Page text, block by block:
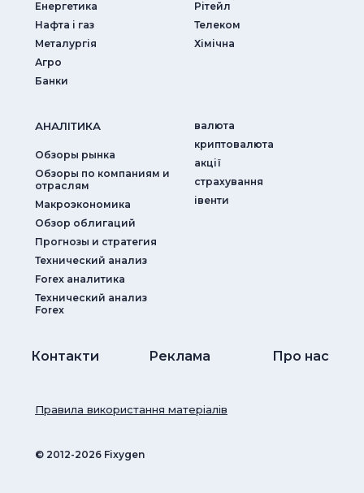
Енергетика
Нафта і газ
Металургія
Агро
Банки
Рітейл
Телеком
Хімічна
АНАЛIТИКА
Обзоры рынка
Обзоры по компаниям и
отраслям
Макроэкономика
Обзор облигаций
Прогнозы и стратегия
Технический анализ
Forex аналитика
Технический анализ
Forex
валюта
криптовалюта
акції
страхування
iвенти
Контакти Реклама Про нас
© ‎2012-2026 Fixygen
Правила використання матеріалів